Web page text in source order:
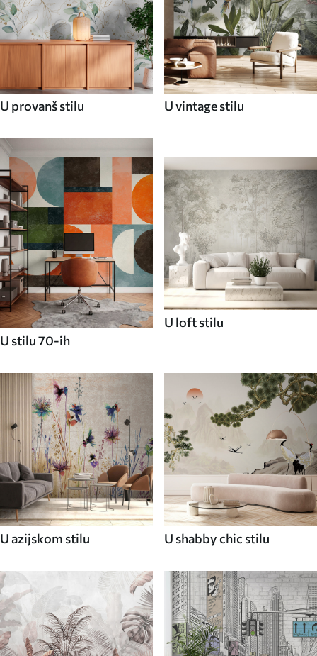
U provanš stilu U vintage stilu
U stilu 70-ih
U loft stilu
U azijskom stilu U shabby chic stilu